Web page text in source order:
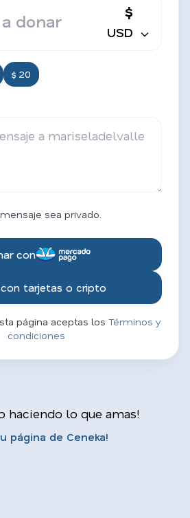
$
USD
$ 20
sea privado.
con
tarjetas o cripto
página aceptas los Términos y
condiciones
haciendo lo que amas!
página de Ceneka!